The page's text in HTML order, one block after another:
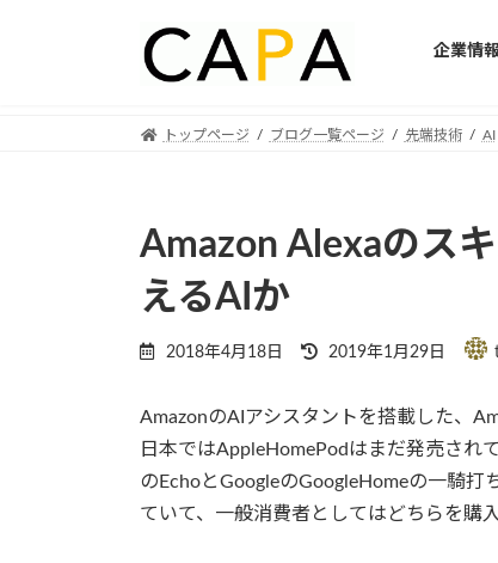
企業情
トップページ ブログ一覧ページ 先端技術 AI
Amazon Alexaのス
えるAIか
2018年4月18日
Last
updated
2019年1月29日
AmazonのAIアシスタントを搭載した、
日本ではAppleHomePodはまだ発売され
のEchoとGoogleのGoogleHomeの一騎打
ていて、一般消費者としてはどちらを購